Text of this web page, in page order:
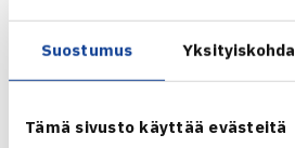
Suostumus
Tämä sivusto käyttää evästeitä
Suomalaiset ITF-kiertueella